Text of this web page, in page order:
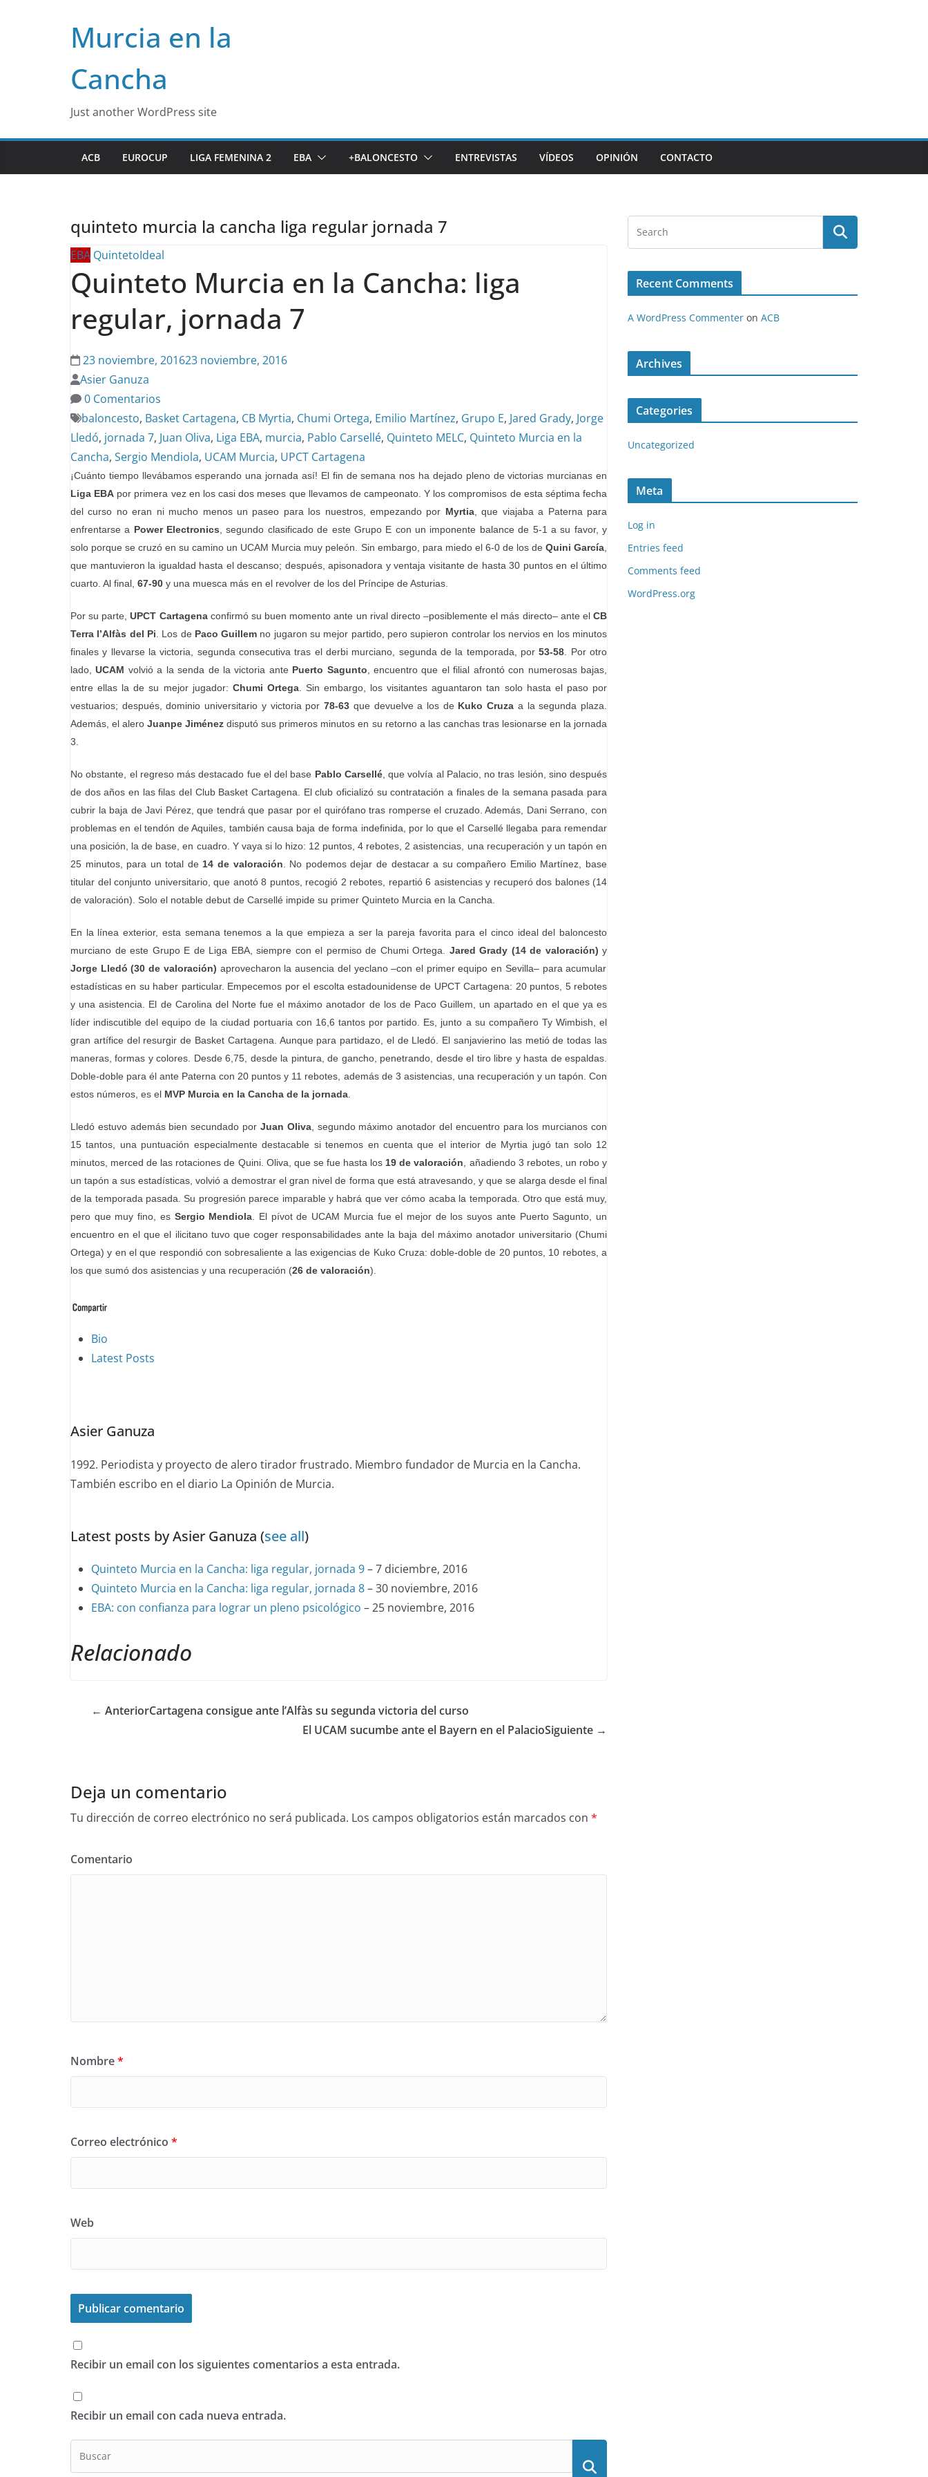
Murcia en la
Cancha
Just another WordPress site
ACB EUROCUP LIGA FEMENINA 2 EBA +BALONCESTO ENTREVISTAS VÍDEOS OPINIÓN CONTACTO
quinteto murcia la cancha liga regular jornada 7
EBA QuintetoIdeal
Quinteto Murcia en la Cancha: liga
regular, jornada 7
23 noviembre, 201623 noviembre, 2016
Asier Ganuza
0 Comentarios
baloncesto, Basket Cartagena, CB Myrtia, Chumi Ortega, Emilio Martínez, Grupo E, Jared Grady, Jorge
Lledó, jornada 7, Juan Oliva, Liga EBA, murcia, Pablo Carsellé, Quinteto MELC, Quinteto Murcia en la
Cancha, Sergio Mendiola, UCAM Murcia, UPCT Cartagena
¡Cuánto tiempo llevábamos esperando una jornada así! El fin de semana nos ha dejado pleno de victorias murcianas en
Liga EBA por primera vez en los casi dos meses que llevamos de campeonato. Y los compromisos de esta séptima fecha
del curso no eran ni mucho menos un paseo para los nuestros, empezando por Myrtia, que viajaba a Paterna para
enfrentarse a Power Electronics , segundo clasificado de este Grupo E con un imponente balance de 5-1 a su favor, y
solo porque se cruzó en su camino un UCAM Murcia muy peleón. Sin embargo, para miedo el 6-0 de los de Quini García
que mantuvieron la igualdad hasta el descanso; después, apisonadora y ventaja visitante de hasta 30 puntos en el último
cuarto. Al final, 67-90 y una muesca más en el revolver de los del Príncipe de Asturias.
Por su parte,UPCT Cartagenaconfirmó su buen momento ante un rival directo –posiblemente el más directo– ante elCB
Terra l’Alfàs del Pi . Los de Paco Guillem no jugaron su mejor partido, pero supieron controlar los nervios en los minutos
finales y llevarse la victoria, segunda consecutiva tras el derbi murciano, segunda de la temporada, por53-58 . Por otro
lado,UCAM volvió a la senda de la victoria ante Puerto Sagunto , encuentro que el filial afrontó con numerosas bajas,
entre ellas la de su mejor jugador: Chumi Ortega. Sin embargo, los visitantes aguantaron tan solo hasta el paso por
vestuarios; después, dominio universitario y victoria por78-63 que devuelve a los de Kuko Cruza a la segunda plaza.
Además, el aleroJuanpe Jiménez disputó sus primeros minutos en su retorno a las canchas tras lesionarse en la jornada
3.
No obstante, el regreso más destacado fue el del base Pablo Carsellé, que volvía al Palacio, no tras lesión, sino después
de dos años en las filas del Club Basket Cartagena. El club oficializó su contratación a finales de la semana pasada para
cubrir la baja de Javi Pérez, que tendrá que pasar por el quirófano tras romperse el cruzado. Además, Dani Serrano, con
problemas en el tendón de Aquiles, también causa baja de forma indefinida, por lo que el Carsellé llegaba para remendar
una posición, la de base, en cuadro. Y vaya si lo hizo: 12 puntos, 4 rebotes, 2 asistencias, una recuperación y un tapón en
25 minutos, para un total de 14 de valoración . No podemos dejar de destacar a su compañero Emilio Martínez, base
titular del conjunto universitario, que anotó 8 puntos, recogió 2 rebotes, repartió 6 asistencias y recuperó dos balones (14
de valoración). Solo el notable debut de Carsellé impide su primer Quinteto Murcia en la Cancha.
En la línea exterior, esta semana tenemos a la que empieza a ser la pareja favorita para el cinco ideal del baloncesto
murciano de este Grupo E de Liga EBA, siempre con el permiso de Chumi Ortega. Jared Grady (14 de valoración) y
Jorge Lledó (30 de valoración) aprovecharon la ausencia del yeclano –con el primer equipo en Sevilla– para acumular
estadísticas en su haber particular. Empecemos por el escolta estadounidense de UPCT Cartagena: 20 puntos, 5 rebotes
y una asistencia. El de Carolina del Norte fue el máximo anotador de los de Paco Guillem, un apartado en el que ya es
líder indiscutible del equipo de la ciudad portuaria con 16,6 tantos por partido. Es, junto a su compañero Ty Wimbish, el
gran artífice del resurgir de Basket Cartagena. Aunque para partidazo, el de Lledó. El sanjavierino las metió de todas las
maneras, formas y colores. Desde 6,75, desde la pintura, de gancho, penetrando, desde el tiro libre y hasta de espaldas.
Doble-doble para él ante Paterna con 20 puntos y 11 rebotes, además de 3 asistencias, una recuperación y un tapón. Con
estos números, es el MVP Murcia en la Cancha de la jornada
Lledó estuvo además bien secundado por Juan Oliva, segundo máximo anotador del encuentro para los murcianos con
15 tantos, una puntuación especialmente destacable si tenemos en cuenta que el interior de Myrtia jugó tan solo 12
minutos, merced de las rotaciones de Quini. Oliva, que se fue hasta los 19 de valoración , añadiendo 3 rebotes, un robo y
un tapón a sus estadísticas, volvió a demostrar el gran nivel de forma que está atravesando, y que se alarga desde el final
de la temporada pasada. Su progresión parece imparable y habrá que ver cómo acaba la temporada. Otro que está muy,
pero que muy fino, es Sergio Mendiola . El pívot de UCAM Murcia fue el mejor de los suyos ante Puerto Sagunto, un
encuentro en el que el ilicitano tuvo que coger responsabilidades ante la baja del máximo anotador universitario (Chumi
Ortega) y en el que respondió con sobresaliente a las exigencias de Kuko Cruza: doble-doble de 20 puntos, 10 rebotes, a
los que sumó dos asistencias y una recuperación (26 de valoración).
The
following
content
Bio
Latest Posts
Asier Ganuza
1992. Periodista y proyecto de alero tirador frustrado. Miembro fundador de Murcia en la Cancha.
También escribo en el diario La Opinión de Murcia.
Latest posts by Asier Ganuza (see all)
Quinteto Murcia en la Cancha: liga regular, jornada 9– 7 diciembre, 2016
Quinteto Murcia en la Cancha: liga regular, jornada 8– 30 noviembre, 2016
EBA: con confianza para lograr un pleno psicológico – 25 noviembre, 2016
Relacionado
← AnteriorCartagena consigue ante l’Alfàs su segunda victoria del curso
El UCAM sucumbe ante el Bayern en el PalacioSiguiente →
Deja un comentario
Tu dirección de correo electrónico no será publicada. Los campos obligatorios están marcados con *
Comentario
Nombre*
Correo electrónico *
Web
Recibir un email con los siguientes comentarios a esta entrada.
Recibir un email con cada nueva entrada.
Recent Comments
A WordPress Commenter on ACB
Archives
Categories
Uncategorized
Meta
Log in
Entries feed
Comments feed
WordPress.org